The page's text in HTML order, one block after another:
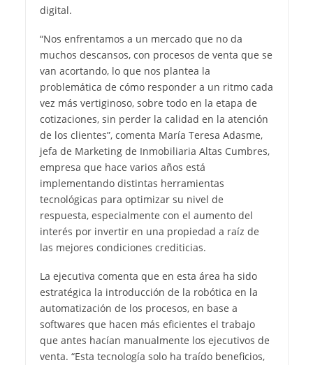
digital.
“Nos enfrentamos a un mercado que no da
muchos descansos, con procesos de venta que se
van acortando, lo que nos plantea la
problemática de cómo responder a un ritmo cada
vez más vertiginoso, sobre todo en la etapa de
cotizaciones, sin perder la calidad en la atención
de los clientes”, comenta María Teresa Adasme,
jefa de Marketing de Inmobiliaria Altas Cumbres,
empresa que hace varios años está
implementando distintas herramientas
tecnológicas para optimizar su nivel de
respuesta, especialmente con el aumento del
interés por invertir en una propiedad a raíz de
las mejores condiciones crediticias.
La ejecutiva comenta que en esta área ha sido
estratégica la introducción de la robótica en la
automatización de los procesos, en base a
softwares que hacen más eficientes el trabajo
que antes hacían manualmente los ejecutivos de
venta. “Esta tecnología solo ha traído beneficios,